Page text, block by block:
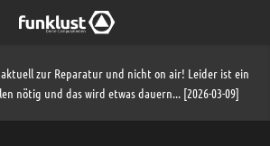
aktuell zur Reparatur und nicht on air! Leider ist ein
nötig und das wird etwas dauern... [2026-03-09]